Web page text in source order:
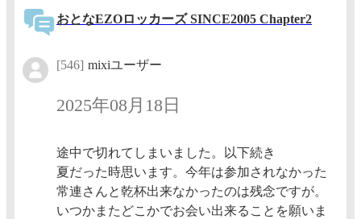
おとなEZOロッカーズ SINCE2005 Chapter2
[546] mixiユーザー
2025年08月18日
途中で切れてしまいました。以下続き
夏だった時思います。今年は参加されなかった
常連さんと乾杯出来なかったのは残念ですが。
いつかまたどこかでお会い出来ることを願いま